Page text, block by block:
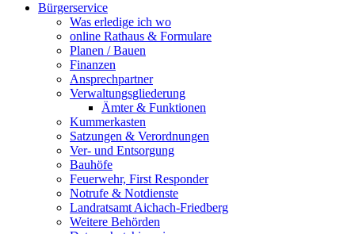
Bürgerservice
Was erledige ich wo
online Rathaus & Formulare
Planen / Bauen
Finanzen
Ansprechpartner
Verwaltungsgliederung
Ämter & Funktionen
Kummerkasten
Satzungen & Verordnungen
Ver- und Entsorgung
Bauhöfe
Feuerwehr, First Responder
Notrufe & Notdienste
Landratsamt Aichach-Friedberg
Weitere Behörden